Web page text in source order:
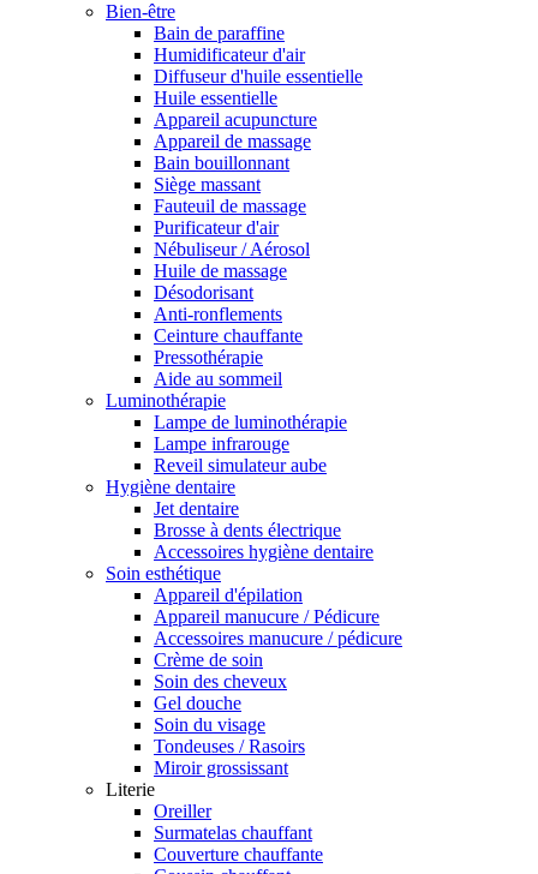
Bien-être
Bain de paraffine
Humidificateur d'air
Diffuseur d'huile essentielle
Huile essentielle
Appareil acupuncture
Appareil de massage
Bain bouillonnant
Siège massant
Fauteuil de massage
Purificateur d'air
Nébuliseur / Aérosol
Huile de massage
Désodorisant
Anti-ronflements
Ceinture chauffante
Pressothérapie
Aide au sommeil
Luminothérapie
Lampe de luminothérapie
Lampe infrarouge
Reveil simulateur aube
Hygiène dentaire
Jet dentaire
Brosse à dents électrique
Accessoires hygiène dentaire
Soin esthétique
Appareil d'épilation
Appareil manucure / Pédicure
Accessoires manucure / pédicure
Crème de soin
Soin des cheveux
Gel douche
Soin du visage
Tondeuses / Rasoirs
Miroir grossissant
Literie
Oreiller
Surmatelas chauffant
Couverture chauffante